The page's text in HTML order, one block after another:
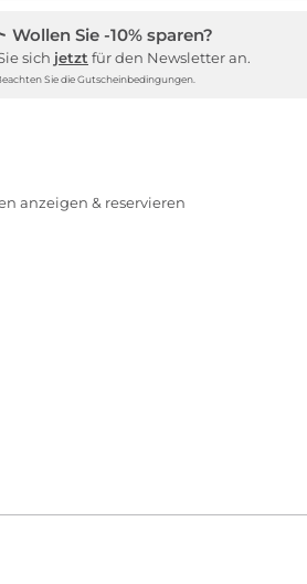
Wollen Sie -10% sparen?
sich jetzt für den Newsletter an.
Sie die Gutscheinbedingungen.
anzeigen & reservieren